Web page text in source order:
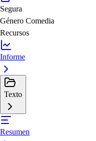
Segura
Género Comedia
Recursos
Informe
Texto
Resumen